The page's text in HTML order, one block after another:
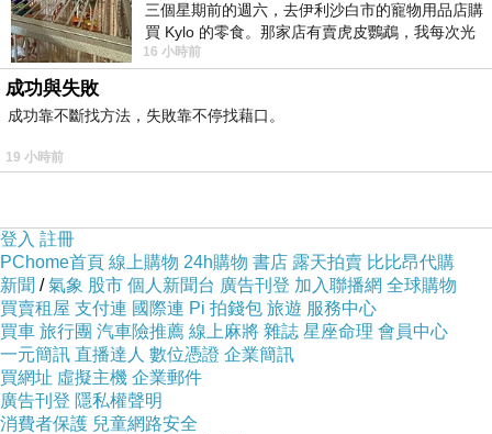
克力纖
維+15?
三個星期前的週六，去伊利沙白市的寵物用品店購
買 Kylo 的零食。那家店有賣虎皮鸚鵡，我每次光
顧都會去看一下。他們偶爾會引進 C
16 小時前
成功與失敗
成功靠不斷找方法，失敗靠不停找藉口。
19 小時前
登入 註冊
PChome首頁 線上購物 24h購物 書店 露天拍賣 比比昂代購
新聞 /氣象 股市 個人新聞台 廣告刊登 加入聯播網 全球購物
買賣租屋 支付連 國際連 Pi 拍錢包 旅遊 服務中心
買車 旅行團 汽車險推薦 線上麻將 雜誌 星座命理 會員中心
一元簡訊 直播達人 數位憑證 企業簡訊
買網址 虛擬主機 企業郵件
廣告刊登 隱私權聲明
消費者保護 兒童網路安全